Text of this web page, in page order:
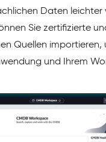
Daten leichter
Sie zertifizierte
Quellen importieren,
und Ihrem